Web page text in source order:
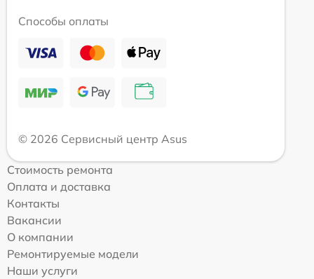
Способы оплаты
© 2026 Сервисный центр Asus
Стоимость ремонта
Оплата и доставка
Контакты
Вакансии
О компании
Ремонтируемые модели
Наши услуги